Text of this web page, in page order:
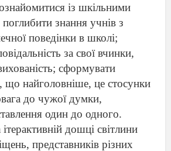
із шкільними
знання учнів з
поведінки в школі;
за свої вчинки,
сформувати
що найголовніше, це стосунки
до чужої думки,
один до одного.
ітерактивній дошці світлини
представників різних